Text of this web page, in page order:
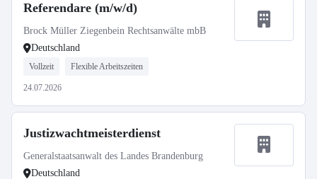
Referendare (m/w/d)
Brock Müller Ziegenbein Rechtsanwälte mbB
Deutschland
Vollzeit Flexible Arbeitszeiten
24.07.2026
Justizwachtmeisterdienst
Generalstaatsanwalt des Landes Brandenburg
Deutschland